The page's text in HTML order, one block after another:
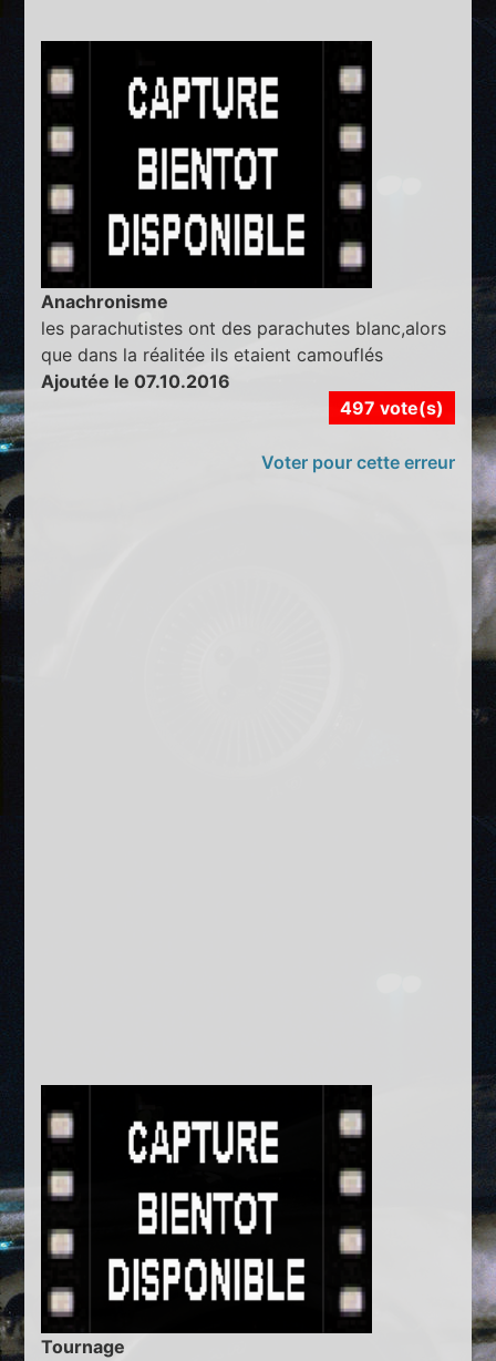
Anachronisme
les parachutistes ont des parachutes blanc,alors
que dans la réalitée ils etaient camouflés
Ajoutée le 07.10.2016
497 vote(s)
Voter pour cette erreur
Tournage